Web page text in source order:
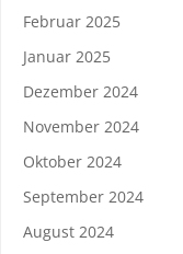
Februar 2025
Januar 2025
Dezember 2024
November 2024
Oktober 2024
September 2024
August 2024